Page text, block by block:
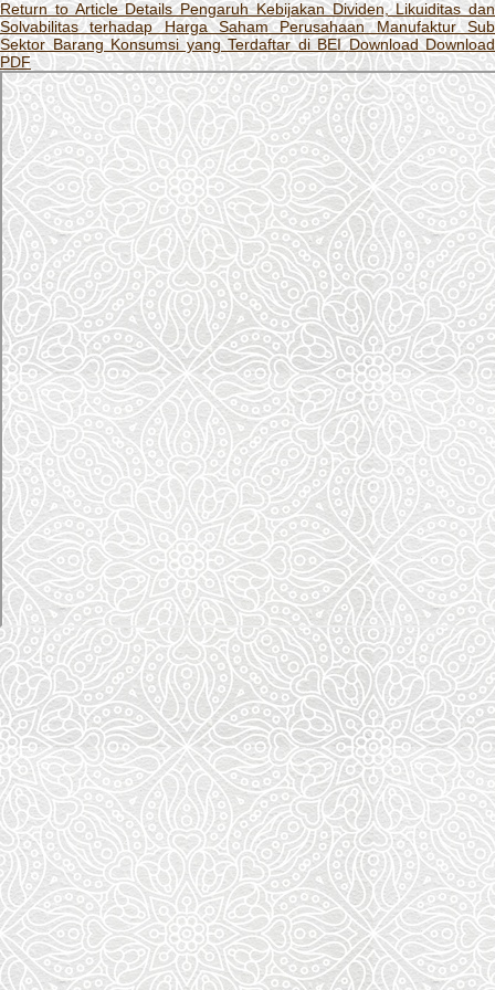
Return to Article DetailsPengaruh Kebijakan Dividen, Likuiditas dan
Solvabilitas terhadap Harga Saham Perusahaan Manufaktur Sub
Sektor Barang Konsumsi yang Terdaftar di BEIDownloadDownload
PDF